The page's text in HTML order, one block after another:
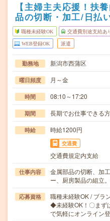
【主婦主夫応援！扶
品の切断・加工/日払
職種未経験OK 交通費別途支給あ
WEB登録OK 派遣
勤務地 新潟市西蒲区
曜日頻度 月～金
時間 08:10～17:20
期間 長期でお仕事できる
時給 時給1200円
交通費
交通費規定内支給
仕事内容
金属部品の切断、加
ー、厨房製品の組
応募資格
職種未経験OK / ブラ
◆未経験OK！〇まず
で気軽にオンライン